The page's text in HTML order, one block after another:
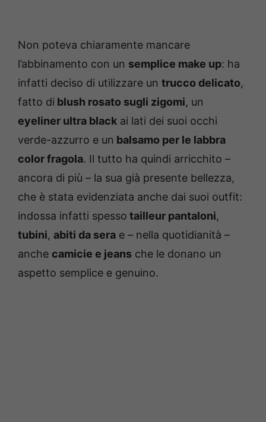
Non poteva chiaramente mancare
l’abbinamento con un semplice make up: ha
infatti deciso di utilizzare un trucco delicato,
fatto di blush rosato sugli zigomi, un
eyeliner ultra black ai lati dei suoi occhi
verde-azzurro e un balsamo per le labbra
color fragola. Il tutto ha quindi arricchito –
ancora di più – la sua già presente bellezza,
che è stata evidenziata anche dai suoi outfit:
indossa infatti spesso tailleur pantaloni,
tubini, abiti da sera e – nella quotidianità –
anche camicie e jeans che le donano un
aspetto semplice e genuino.